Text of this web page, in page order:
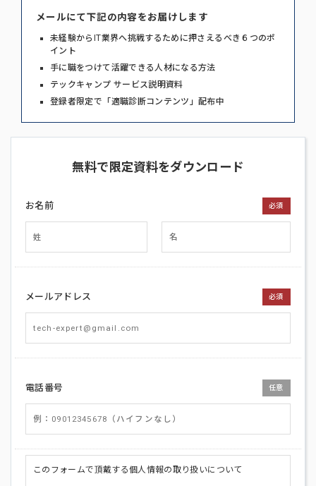
メールにて下記の内容をお届けします
未経験からIT業界へ挑戦するために押さえるべき６つのポ
イント
手に職をつけて活躍できる人材になる方法
テックキャンプ サービス説明資料
登録者限定で「適職診断コンテンツ」配布中
無料で限定資料をダウンロード
お名前 必須
メールアドレス 必須
電話番号 任意
このフォームで頂戴する個人情報の取り扱いについて